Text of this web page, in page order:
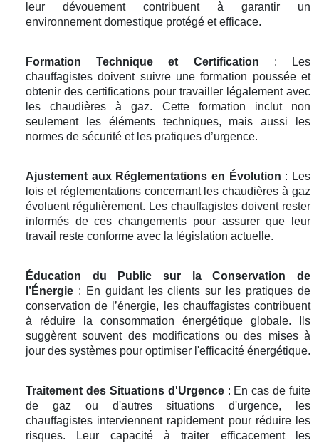
leur dévouement contribuent à garantir un
environnement domestique protégé et efficace.
Formation Technique et Certification : Les
chauffagistes doivent suivre une formation poussée et
obtenir des certifications pour travailler légalement avec
les chaudières à gaz. Cette formation inclut non
seulement les éléments techniques, mais aussi les
normes de sécurité et les pratiques d’urgence.
Ajustement aux Réglementations en Évolution : Les
lois et réglementations concernant les chaudières à gaz
évoluent régulièrement. Les chauffagistes doivent rester
informés de ces changements pour assurer que leur
travail reste conforme avec la législation actuelle.
Éducation du Public sur la Conservation de
l’Énergie : En guidant les clients sur les pratiques de
conservation de l’énergie, les chauffagistes contribuent
à réduire la consommation énergétique globale. Ils
suggèrent souvent des modifications ou des mises à
jour des systèmes pour optimiser l'efficacité énergétique.
Traitement des Situations d'Urgence: En cas de fuite
de gaz ou d'autres situations d'urgence, les
chauffagistes interviennent rapidement pour réduire les
risques. Leur capacité à traiter efficacement les